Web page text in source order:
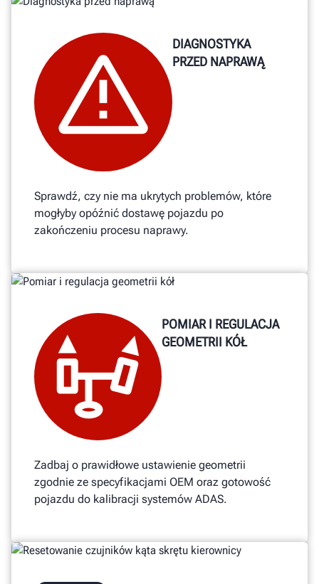
DIAGNOSTYKA
PRZED NAPRAWĄ
Sprawdź, czy nie ma ukrytych problemów, które
mogłyby opóźnić dostawę pojazdu po
zakończeniu procesu naprawy.
POMIAR I REGULACJA
GEOMETRII KÓŁ
Zadbaj o prawidłowe ustawienie geometrii
zgodnie ze specyfikacjami OEM oraz gotowość
pojazdu do kalibracji systemów ADAS.